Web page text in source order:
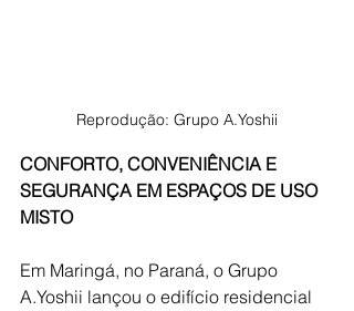
Reprodução: Grupo A.Yoshii
CONFORTO, CONVENIÊNCIA E
SEGURANÇA EM ESPAÇOS DE USO
MISTO
Em Maringá, no Paraná, o Grupo
A.Yoshii lançou o edifício residencial